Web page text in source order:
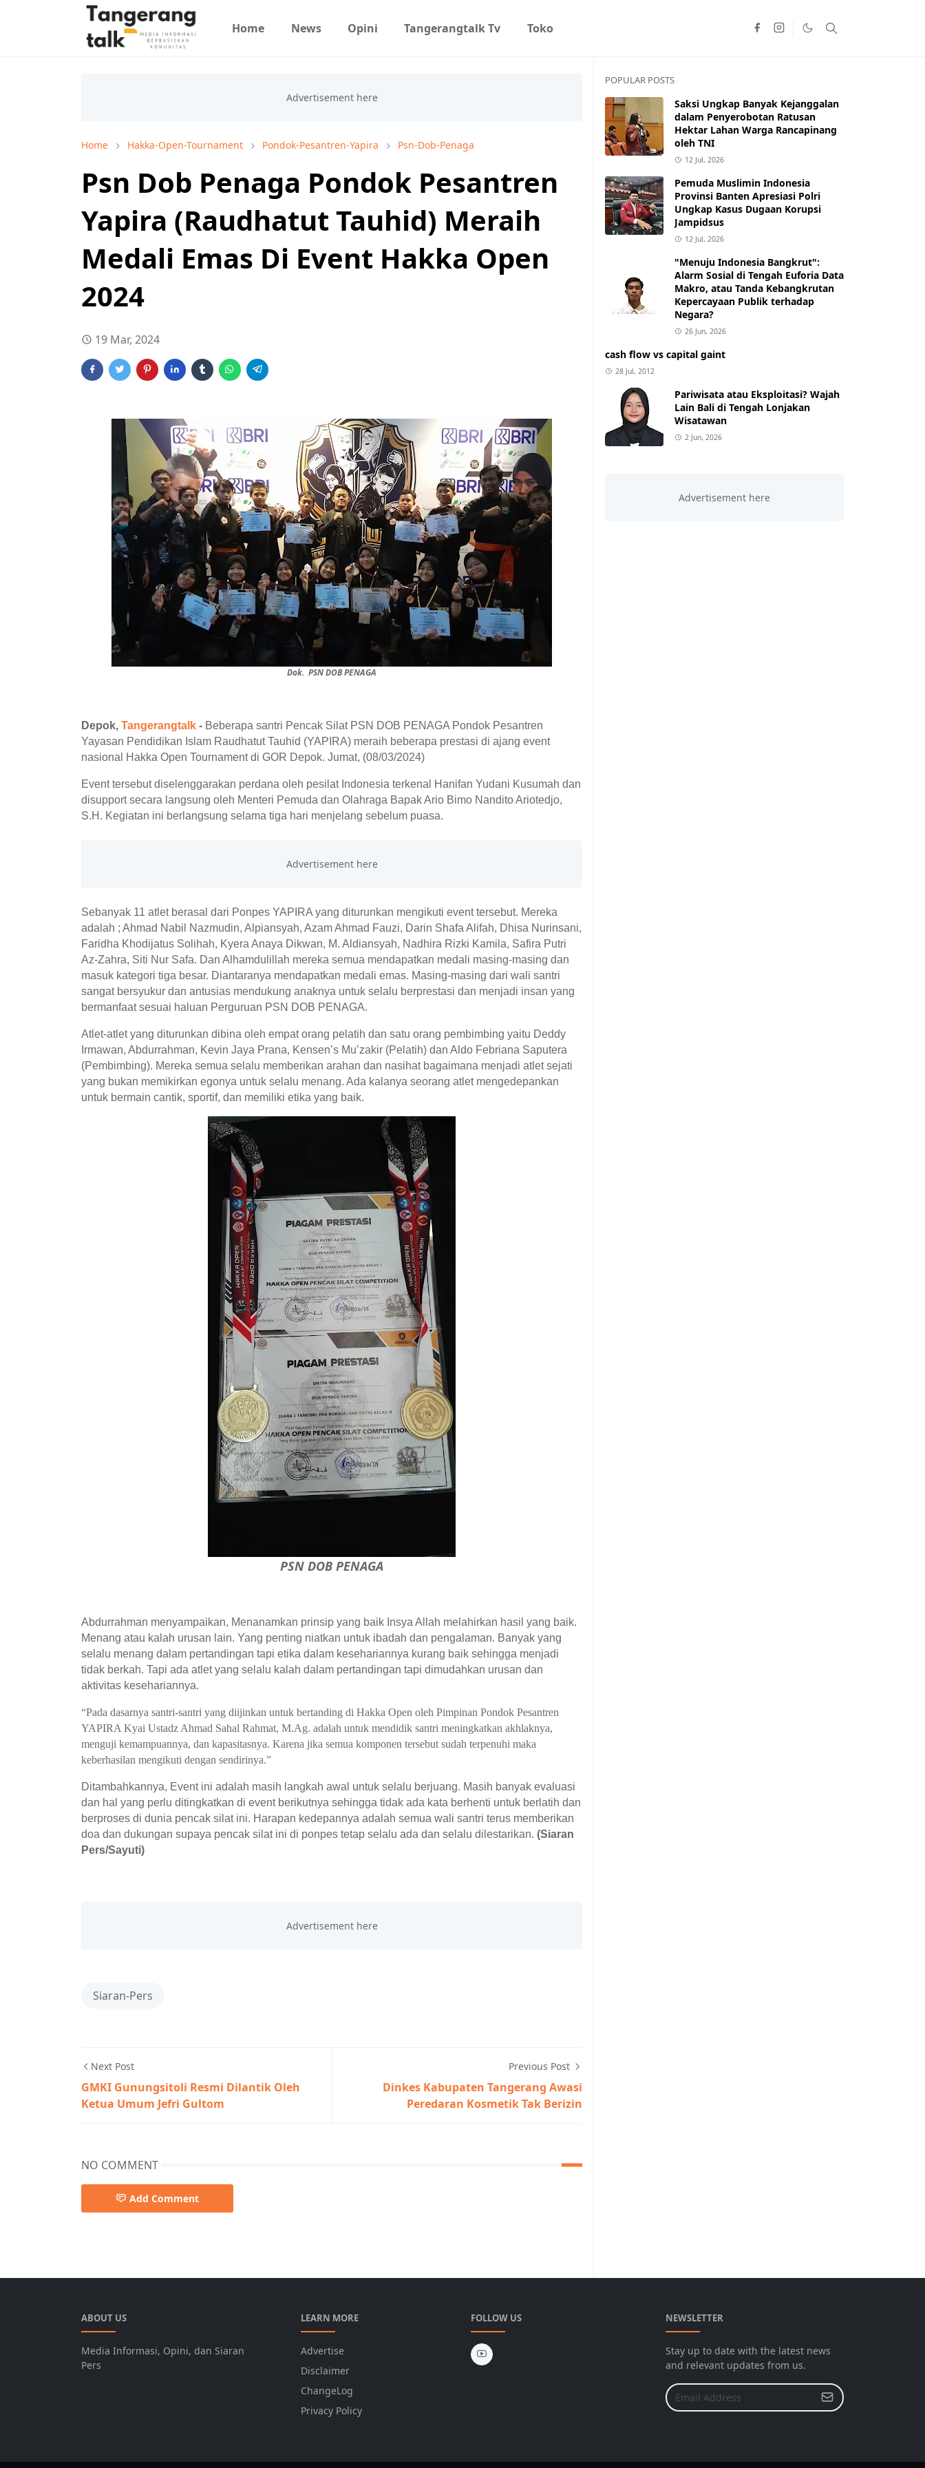
Home News Opini Tangerangtalk Tv Toko
Home Hakka-Open-Tournament Pondok-Pesantren-Yapira Psn-Dob-Penaga
Psn Dob Penaga Pondok Pesantren
Yapira (Raudhatut Tauhid) Meraih
Medali Emas Di Event Hakka Open
2024
19 Mar, 2024
Dok. PSN DOB PENAGA
Depok, Tangerangtalk - Beberapa santri Pencak Silat PSN DOB PENAGA Pondok Pesantren
Yayasan Pendidikan Islam Raudhatut Tauhid (YAPIRA) meraih beberapa prestasi di ajang event
nasional Hakka Open Tournament di GOR Depok. Jumat, (08/03/2024)
Event tersebut diselenggarakan perdana oleh pesilat Indonesia terkenal Hanifan Yudani Kusumah dan
disupport secara langsung oleh Menteri Pemuda dan Olahraga Bapak Ario Bimo Nandito Ariotedjo,
S.H. Kegiatan ini berlangsung selama tiga hari menjelang sebelum puasa.
Sebanyak 11 atlet berasal dari Ponpes YAPIRA yang diturunkan mengikuti event tersebut. Mereka
adalah ; Ahmad Nabil Nazmudin, Alpiansyah, Azam Ahmad Fauzi, Darin Shafa Alifah, Dhisa Nurinsani,
Faridha Khodijatus Solihah, Kyera Anaya Dikwan, M. Aldiansyah, Nadhira Rizki Kamila, Safira Putri
Az-Zahra, Siti Nur Safa. Dan Alhamdulillah mereka semua mendapatkan medali masing-masing dan
masuk kategori tiga besar. Diantaranya mendapatkan medali emas. Masing-masing dari wali santri
sangat bersyukur dan antusias mendukung anaknya untuk selalu berprestasi dan menjadi insan yang
bermanfaat sesuai haluan Perguruan PSN DOB PENAGA.
Atlet-atlet yang diturunkan dibina oleh empat orang pelatih dan satu orang pembimbing yaitu Deddy
Irmawan, Abdurrahman, Kevin Jaya Prana, Kensen’s Mu’zakir (Pelatih) dan Aldo Febriana Saputera
(Pembimbing). Mereka semua selalu memberikan arahan dan nasihat bagaimana menjadi atlet sejati
yang bukan memikirkan egonya untuk selalu menang. Ada kalanya seorang atlet mengedepankan
untuk bermain cantik, sportif, dan memiliki etika yang baik.
PSN DOB PENAGA
Abdurrahman menyampaikan, Menanamkan prinsip yang baik Insya Allah melahirkan hasil yang baik.
Menang atau kalah urusan lain. Yang penting niatkan untuk ibadah dan pengalaman. Banyak yang
selalu menang dalam pertandingan tapi etika dalam kesehariannya kurang baik sehingga menjadi
tidak berkah. Tapi ada atlet yang selalu kalah dalam pertandingan tapi dimudahkan urusan dan
aktivitas kesehariannya.
“Pada dasarnya santri-santri yang diijinkan untuk bertanding di Hakka Open oleh Pimpinan Pondok Pesantren
YAPIRA Kyai Ustadz Ahmad Sahal Rahmat, M.Ag. adalah untuk mendidik santri meningkatkan akhlaknya,
menguji kemampuannya, dan kapasitasnya. Karena jika semua komponen tersebut sudah terpenuhi maka
keberhasilan mengikuti dengan sendirinya.”
Ditambahkannya, Event ini adalah masih langkah awal untuk selalu berjuang. Masih banyak evaluasi
dan hal yang perlu ditingkatkan di event berikutnya sehingga tidak ada kata berhenti untuk berlatih dan
berproses di dunia pencak silat ini. Harapan kedepannya adalah semua wali santri terus memberikan
doa dan dukungan supaya pencak silat ini di ponpes tetap selalu ada dan selalu dilestarikan. (Siaran
Pers/Sayuti)
Siaran-Pers
Next Post
GMKI Gunungsitoli Resmi Dilantik Oleh
Ketua Umum Jefri Gultom
Previous Post
Dinkes Kabupaten Tangerang Awasi
Peredaran Kosmetik Tak Berizin
NO COMMENT
Add Comment
POPULAR POSTS
Saksi Ungkap Banyak Kejanggalan
dalam Penyerobotan Ratusan
Hektar Lahan Warga Rancapinang
oleh TNI
12 Jul, 2026
Pemuda Muslimin Indonesia
Provinsi Banten Apresiasi Polri
Ungkap Kasus Dugaan Korupsi
Jampidsus
12 Jul, 2026
"Menuju Indonesia Bangkrut":
Alarm Sosial di Tengah Euforia Data
Makro, atau Tanda Kebangkrutan
Kepercayaan Publik terhadap
Negara?
26 Jun, 2026
cash flow vs capital gaint
28 Jul, 2012
Pariwisata atau Eksploitasi? Wajah
Lain Bali di Tengah Lonjakan
Wisatawan
2 Jun, 2026
ABOUT US
Media Informasi, Opini, dan Siaran
Pers
LEARN MORE
Advertise
Disclaimer
ChangeLog
Privacy Policy
FOLLOW US NEWSLETTER
Stay up to date with the latest news
and relevant updates from us.